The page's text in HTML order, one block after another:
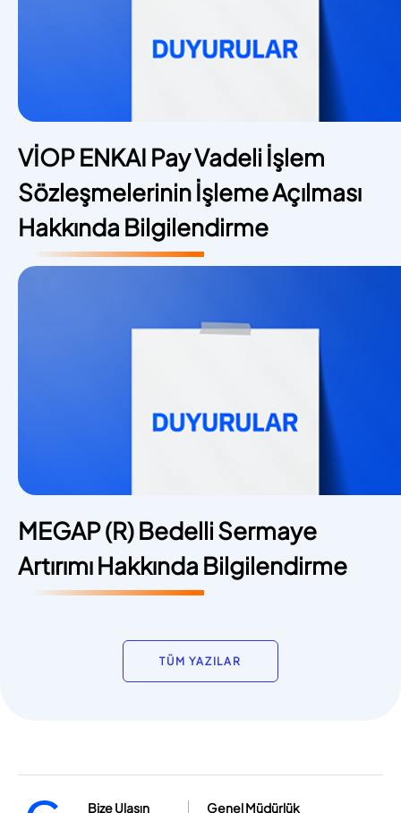
VİOP ENKAI Pay Vadeli İşlem
Sözleşmelerinin İşleme Açılması
Hakkında Bilgilendirme
MEGAP (R) Bedelli Sermaye
Artırımı Hakkında Bilgilendirme
TÜM YAZILAR
Bize Ulaşın Genel Müdürlük